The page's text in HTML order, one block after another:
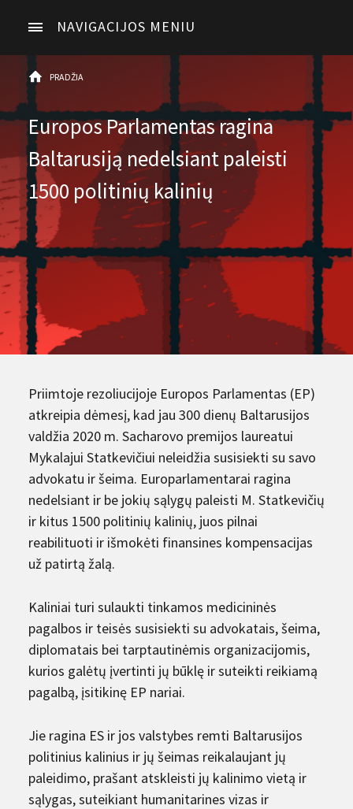
NAVIGACIJOS MENIU
PRADŽIA
Europos Parlamentas ragina
Baltarusiją nedelsiant paleisti
1500 politinių kalinių
Priimtoje rezoliucijoje Europos Parlamentas (EP)
atkreipia dėmesį, kad jau 300 dienų Baltarusijos
valdžia 2020 m. Sacharovo premijos laureatui
Mykalajui Statkevičiui neleidžia susisiekti su savo
advokatu ir šeima. Europarlamentarai ragina
nedelsiant ir be jokių sąlygų paleisti M. Statkevičių
ir kitus 1500 politinių kalinių, juos pilnai
reabilituoti ir išmokėti finansines kompensacijas
už patirtą žalą.
Kaliniai turi sulaukti tinkamos medicininės
pagalbos ir teisės susisiekti su advokatais, šeima,
diplomatais bei tarptautinėmis organizacijomis,
kurios galėtų įvertinti jų būklę ir suteikti reikiamą
pagalbą, įsitikinę EP nariai.
Jie ragina ES ir jos valstybes remti Baltarusijos
politinius kalinius ir jų šeimas reikalaujant jų
paleidimo, prašant atskleisti jų kalinimo vietą ir
sąlygas, suteikiant humanitarines vizas ir